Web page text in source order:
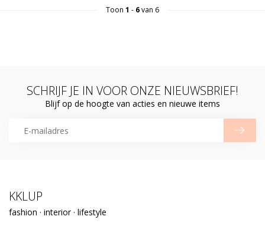
Toon 1 - 6van 6
SCHRIJF JE IN VOOR ONZE NIEUWSBRIEF!
Blijf op de hoogte van acties en nieuwe items
KKLUP
fashion · interior · lifestyle